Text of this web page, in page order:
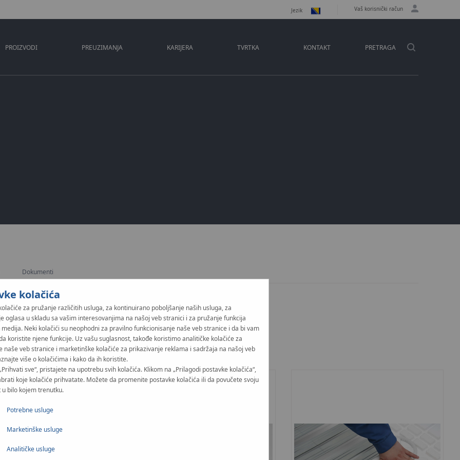
Jezik Vaš korisnički račun
PROIZVODI PREUZIMANJA KARIJERA TVRTKA KONTAKT PRETRAGA
Dokumenti
therm TBS sustava.
kolačića
za pružanje različitih usluga, za kontinuirano poboljšanje naših usluga, za
oglasa u skladu sa vašim interesovanjima na našoj veb stranici i za pružanje funkcija
Neki kolačići su neophodni za pravilno funkcionisanje naše veb stranice i da bi vam
koristite njene funkcije. Uz vašu suglasnost, takođe koristimo analitičke kolačiće za
naše veb stranice i marketinške kolačiće za prikazivanje reklama i sadržaja na našoj veb
više o kolačićima i kako da ih koristite.
sve“, pristajete na upotrebu svih kolačića. Klikom na „Prilagodi postavke kolačića“,
koje kolačiće prihvatate. Možete da promenite postavke kolačića ili da povučete svoju
u bilo kojem trenutku.
Potrebne usluge
Marketinške usluge
Analitičke usluge